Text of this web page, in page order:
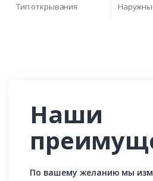
Тип открывания
Наши
По вашему желанию мы